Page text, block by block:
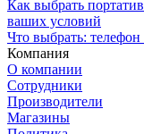
Как выбрать
ваших условий
Что выбрать:
Компания
О компании
Сотрудники
Производители
Магазины